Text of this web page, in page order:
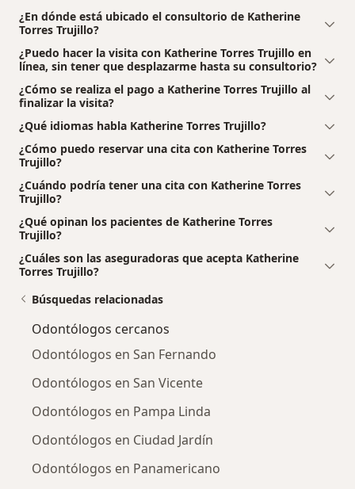
¿En dónde está ubicado el consultorio de Katherine
Torres Trujillo?
¿Puedo hacer la visita con Katherine Torres Trujillo en
línea, sin tener que desplazarme hasta su consultorio?
¿Cómo se realiza el pago a Katherine Torres Trujillo al
finalizar la visita?
¿Qué idiomas habla Katherine Torres Trujillo?
¿Cómo puedo reservar una cita con Katherine Torres
Trujillo?
¿Cuándo podría tener una cita con Katherine Torres
Trujillo?
¿Qué opinan los pacientes de Katherine Torres
Trujillo?
¿Cuáles son las aseguradoras que acepta Katherine
Torres Trujillo?
Búsquedas relacionadas
Odontólogos cercanos
Odontólogos en San Fernando
Odontólogos en San Vicente
Odontólogos en Pampa Linda
Odontólogos en Ciudad Jardín
Odontólogos en Panamericano